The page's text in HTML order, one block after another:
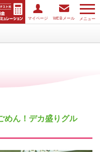
メニュー
マイページ WEBメール
ん！デカ盛りグル